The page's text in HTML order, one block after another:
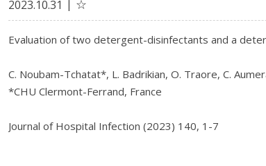
2023.10.31 ☆
Evaluation of two detergent-disinfectants and a
C. Noubam-Tchatat*, L. Badrikian, O. Traore, C.
*CHU Clermont-Ferrand, France
Journal of Hospital Infection (2023) 140, 1-7